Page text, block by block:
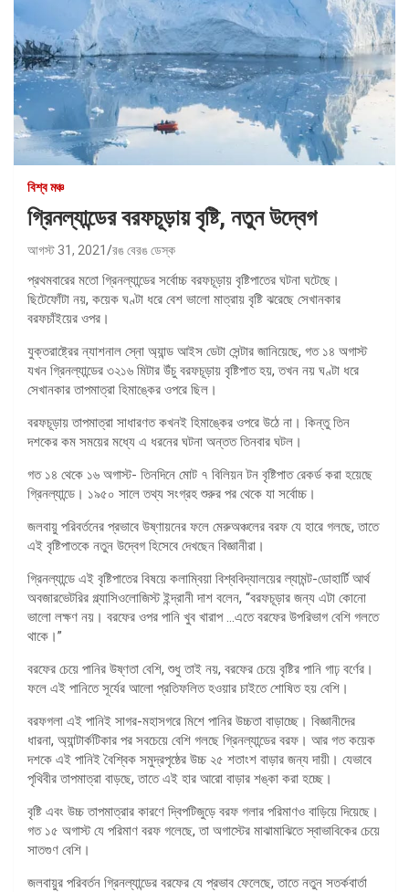
বিশ্ব মঞ্চ
গ্রিনল্যান্ডের বরফচূড়ায় বৃষ্টি, নতুন উদ্বেগ
আগস্ট 31, 2021 রঙ বেরঙ ডেস্ক
প্রথমবারের মতো গ্রিনল্যান্ডের সর্বোচ্চ বরফচূড়ায় বৃষ্টিপাতের ঘটনা ঘটেছে।
ছিটেফোঁটা নয়, কয়েক ঘণ্টা ধরে বেশ ভালো মাত্রায় বৃষ্টি ঝরেছে সেখানকার
বরফচাঁইয়ের ওপর।
যুক্তরাষ্ট্রের ন্যাশনাল স্নো অ্যান্ড আইস ডেটা সেন্টার জানিয়েছে, গত ১৪ অগাস্ট
যখন গ্রিনল্যান্ডের ৩২১৬ মিটার উঁচু বরফচূড়ায় বৃষ্টিপাত হয়, তখন নয় ঘণ্টা ধরে
সেখানকার তাপমাত্রা হিমাঙ্কের ওপরে ছিল।
বরফচূড়ায় তাপমাত্রা সাধারণত কখনই হিমাঙ্কের ওপরে উঠে না। কিন্তু তিন
দশকের কম সময়ের মধ্যে এ ধরনের ঘটনা অন্তত তিনবার ঘটল।
গত ১৪ থেকে ১৬ অগাস্ট- তিনদিনে মোট ৭ বিলিয়ন টন বৃষ্টিপাত রেকর্ড করা হয়েছে
গ্রিনল্যান্ডে। ১৯৫০ সালে তথ্য সংগ্রহ শুরুর পর থেকে যা সর্বোচ্চ।
জলবায়ু পরিবর্তনের প্রভাবে উষ্ণায়নের ফলে মেরুঅঞ্চলের বরফ যে হারে গলছে, তাতে
এই বৃষ্টিপাতকে নতুন উদ্বেগ হিসেবে দেখছেন বিজ্ঞানীরা।
গ্রিনল্যান্ডে এই বৃষ্টিপাতের বিষয়ে কলাম্বিয়া বিশ্ববিদ্যালয়ের ল্যামন্ট-ডোহার্টি আর্থ
অবজারভেটরির গ্ল্যাসিওলোজিস্ট ইন্দ্রানী দাশ বলেন, “বরফচূড়ার জন্য এটা কোনো
ভালো লক্ষণ নয়। বরফের ওপর পানি খুব খারাপ …এতে বরফের উপরিভাগ বেশি গলতে
থাকে।”
বরফের চেয়ে পানির উষ্ণতা বেশি, শুধু তাই নয়, বরফের চেয়ে বৃষ্টির পানি গাঢ় বর্ণের।
ফলে এই পানিতে সূর্যের আলো প্রতিফলিত হওয়ার চাইতে শোষিত হয় বেশি।
বরফগলা এই পানিই সাগর-মহাসগরে মিশে পানির উচ্চতা বাড়াচ্ছে। বিজ্ঞানীদের
ধারনা, অ্যান্টার্কটিকার পর সবচেয়ে বেশি গলছে গ্রিনল্যান্ডের বরফ। আর গত কয়েক
দশকে এই পানিই বৈশ্বিক সমুদ্রপৃষ্ঠের উচ্চ ২৫ শতাংশ বাড়ার জন্য দায়ী। যেভাবে
পৃথিবীর তাপমাত্রা বাড়ছে, তাতে এই হার আরো বাড়ার শঙ্কা করা হচ্ছে।
বৃষ্টি এবং উচ্চ তাপমাত্রার কারণে দ্বিপটিজুড়ে বরফ গলার পরিমাণও বাড়িয়ে দিয়েছে।
গত ১৫ অগাস্ট যে পরিমাণ বরফ গলেছে, তা অগাস্টের মাঝামাঝিতে স্বাভাবিকের চেয়ে
সাতগুণ বেশি।
জলবায়ুর পরিবর্তন গ্রিনল্যান্ডের বরফের যে প্রভাব ফেলেছে, তাতে নতুন সতর্কবার্তা